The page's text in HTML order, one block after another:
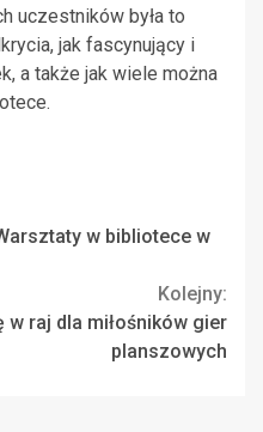
uczestników była to
jak fascynujący i
a także jak wiele można
w bibliotece w
Kolejny:
w raj dla miłośników gier
planszowych